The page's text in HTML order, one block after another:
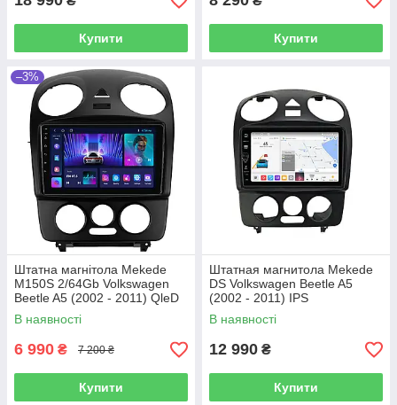
Купити Купити
–3%
Штатна магнітола Mekede
M150S 2/64Gb Volkswagen
Beetle A5 (2002 - 2011) QleD
В наявності
6 990 ₴ 7 200 ₴
Купити
Штатная магнитола Mekede
DS Volkswagen Beetle A5
(2002 - 2011) IPS
В наявності
12 990 ₴
Купити